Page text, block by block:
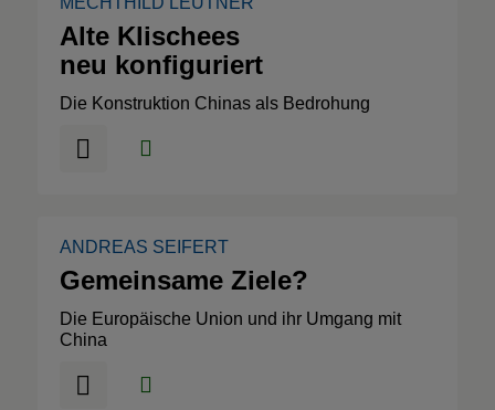
Alte Klischees
neu konfiguriert
Die Konstruktion Chinas als Bedrohung
ANDREAS SEIFERT
Gemeinsame Ziele?
Die Europäische Union und ihr Umgang mit
China